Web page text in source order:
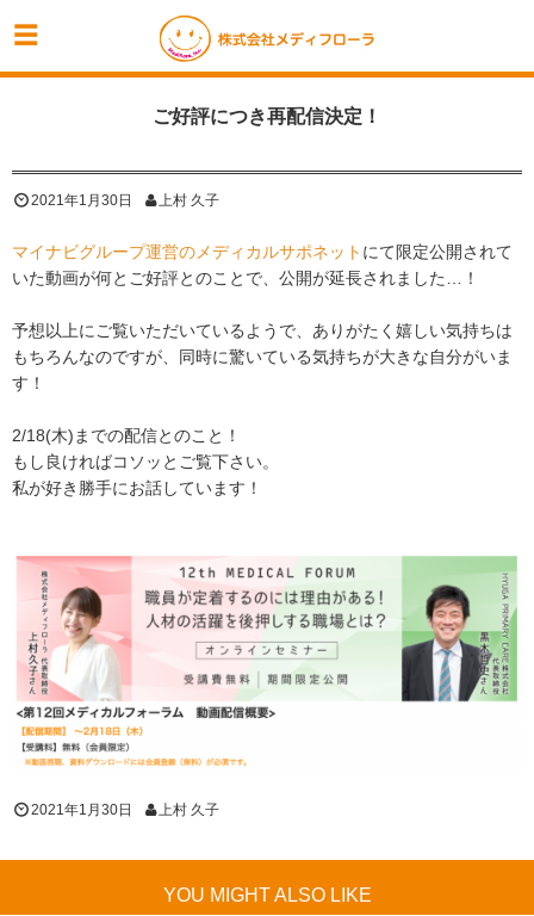
ご好評につき再配信決定！
2021年1月30日 上村 久子
マイナビグループ運営のメディカルサポネット にて限定公開されて
いた動画が何とご好評とのことで、公開が延長されました…！
予想以上にご覧いただいているようで、ありがたく嬉しい気持ちは
もちろんなのですが、同時に驚いている気持ちが大きな自分がいま
す！
2/18(木)までの配信とのこと！
もし良ければコソッとご覧下さい。
私が好き勝手にお話しています！
2021年1月30日 上村 久子
YOU MIGHT ALSO LIKE